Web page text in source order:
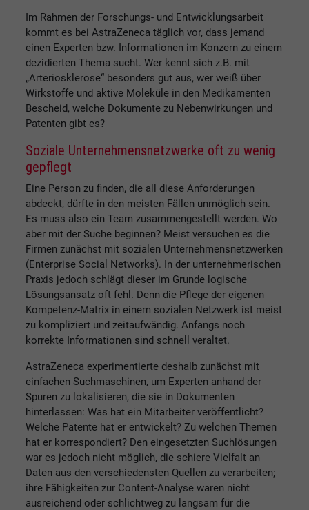
Im Rahmen der Forschungs- und Entwicklungsarbeit
kommt es bei AstraZeneca täglich vor, dass jemand
einen Experten bzw. Informationen im Konzern zu einem
dezidierten Thema sucht. Wer kennt sich z.B. mit
„Arteriosklerose“ besonders gut aus, wer weiß über
Wirkstoffe und aktive Moleküle in den Medikamenten
Bescheid, welche Dokumente zu Nebenwirkungen und
Patenten gibt es?
Soziale Unternehmensnetzwerke oft zu wenig
gepflegt
Eine Person zu finden, die all diese Anforderungen
abdeckt, dürfte in den meisten Fällen unmöglich sein.
Es muss also ein Team zusammengestellt werden. Wo
aber mit der Suche beginnen? Meist versuchen es die
Firmen zunächst mit sozialen Unternehmensnetzwerken
(Enterprise Social Networks). In der unternehmerischen
Praxis jedoch schlägt dieser im Grunde logische
Lösungsansatz oft fehl. Denn die Pflege der eigenen
Kompetenz-Matrix in einem sozialen Netzwerk ist meist
zu kompliziert und zeitaufwändig. Anfangs noch
korrekte Informationen sind schnell veraltet.
AstraZeneca experimentierte deshalb zunächst mit
einfachen Suchmaschinen, um Experten anhand der
Spuren zu lokalisieren, die sie in Dokumenten
hinterlassen: Was hat ein Mitarbeiter veröffentlicht?
Welche Patente hat er entwickelt? Zu welchen Themen
hat er korrespondiert? Den eingesetzten Suchlösungen
war es jedoch nicht möglich, die schiere Vielfalt an
Daten aus den verschiedensten Quellen zu verarbeiten;
ihre Fähigkeiten zur Content-Analyse waren nicht
ausreichend oder schlichtweg zu langsam für die